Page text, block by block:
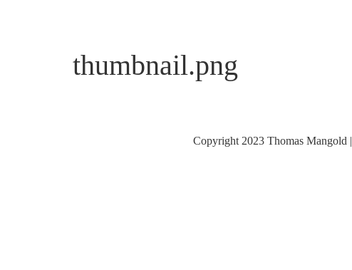
thumbnail.png
Copyright 2023 Thomas Mangold |